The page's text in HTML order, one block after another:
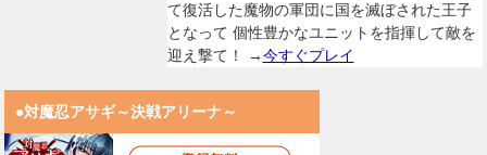
て復活した魔物の軍団に国を滅ぼされた王子
となって 個性豊かなユニットを指揮して敵を
迎え撃て！ →今すぐプレイ
●対魔忍アサギ～決戦アリーナ～